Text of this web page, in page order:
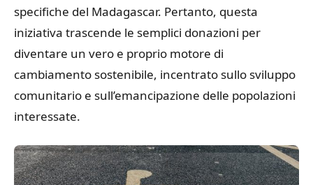
specifiche del Madagascar. Pertanto, questa
iniziativa trascende le semplici donazioni per
diventare un vero e proprio motore di
cambiamento sostenibile, incentrato sullo sviluppo
comunitario e sull’emancipazione delle popolazioni
interessate.